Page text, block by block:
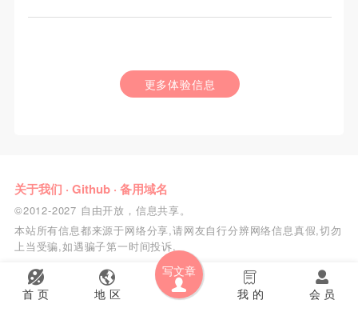
首 页 地 区
写文章
会 员
我 的
更多体验信息
关于我们 · Github· 备用域名
©2012-2027 自由开放，信息共享。
本站所有信息都来源于网络分享,请网友自行分辨网络信息真假,切勿
上当受骗,如遇骗子第一时间投诉.